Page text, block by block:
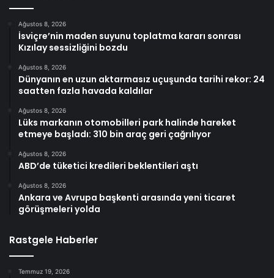
Ağustos 8, 2026
İsviçre’nin maden suyunu toplatma kararı sonrası
Kızılay sessizliğini bozdu
Ağustos 8, 2026
Dünyanın en uzun aktarmasız uçuşunda tarihi rekor: 24
saatten fazla havada kaldılar
Ağustos 8, 2026
Lüks markanın otomobilleri park halinde hareket
etmeye başladı: 310 bin araç geri çağrılıyor
Ağustos 8, 2026
ABD’de tüketici kredileri beklentileri aştı
Ağustos 8, 2026
Ankara ve Avrupa başkenti arasında yeni ticaret
görüşmeleri yolda
Rastgele Haberler
Temmuz 19, 2026